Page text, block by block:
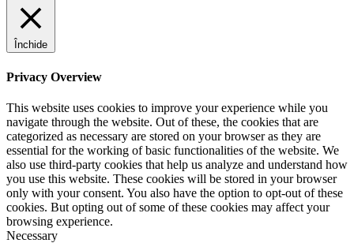
Închide
Privacy Overview
This website uses cookies to improve your experience while you
navigate through the website. Out of these, the cookies that are
categorized as necessary are stored on your browser as they are
essential for the working of basic functionalities of the website. We
also use third-party cookies that help us analyze and understand how
you use this website. These cookies will be stored in your browser
only with your consent. You also have the option to opt-out of these
cookies. But opting out of some of these cookies may affect your
browsing experience.
Necessary